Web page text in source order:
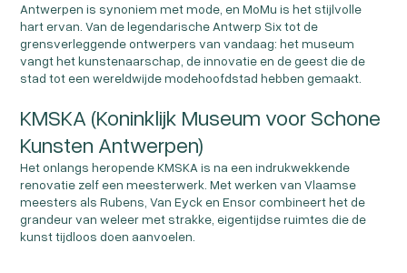
Antwerpen is synoniem met mode, en MoMu is het stijlvolle
hart ervan. Van de legendarische Antwerp Six tot de
grensverleggende ontwerpers van vandaag: het museum
vangt het kunstenaarschap, de innovatie en de geest die de
stad tot een wereldwijde modehoofdstad hebben gemaakt.
KMSKA (Koninklijk Museum voor Schone
Kunsten Antwerpen)
Het onlangs heropende KMSKA is na een indrukwekkende
renovatie zelf een meesterwerk. Met werken van Vlaamse
meesters als Rubens, Van Eyck en Ensor combineert het de
grandeur van weleer met strakke, eigentijdse ruimtes die de
kunst tijdloos doen aanvoelen.